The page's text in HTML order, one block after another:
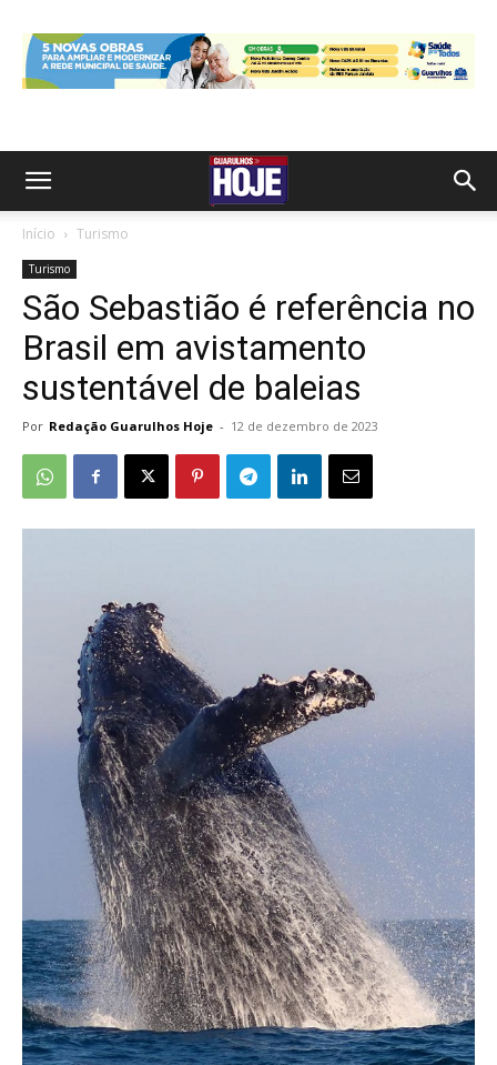
Início Turismo
Turismo
São Sebastião é referência no
Brasil em avistamento
sustentável de baleias
Por Redação Guarulhos Hoje - 12 de dezembro de 2023